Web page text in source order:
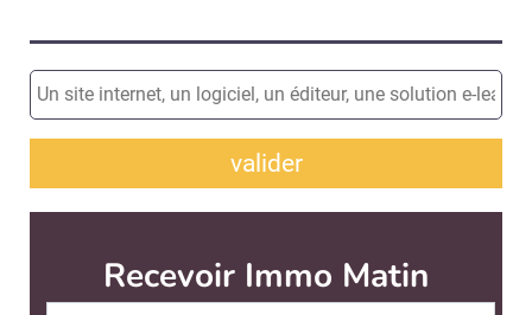
valider
Recevoir Immo Matin